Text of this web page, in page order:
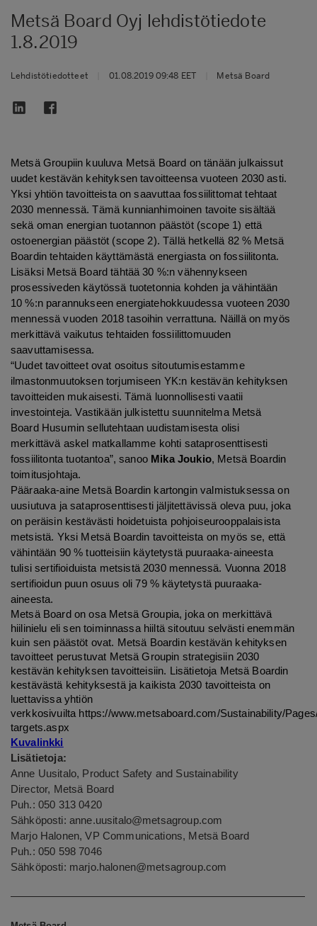
Metsä Board Oyj lehdistötiedote
1.8.2019
Lehdistötiedotteet 01.08.2019 09:48 EET Metsä Board
Metsä Groupiin kuuluva Metsä Board on tänään julkaissut
uudet kestävän kehityksen tavoitteensa vuoteen 2030 asti.
Yksi yhtiön tavoitteista on saavuttaa fossiilittomat tehtaat
2030 mennessä. Tämä kunnianhimoinen tavoite sisältää
sekä oman energian tuotannon päästöt (scope 1) että
ostoenergian päästöt (scope 2). Tällä hetkellä 82 % Metsä
Boardin tehtaiden käyttämästä energiasta on fossiilitonta.
Lisäksi Metsä Board tähtää 30 %:n vähennykseen
prosessiveden käytössä tuotetonnia kohden ja vähintään
10 %:n parannukseen energiatehokkuudessa vuoteen 2030
mennessä vuoden 2018 tasoihin verrattuna. Näillä on myös
merkittävä vaikutus tehtaiden fossiilittomuuden
saavuttamisessa.
“Uudet tavoitteet ovat osoitus sitoutumisestamme
ilmastonmuutoksen torjumiseen YK:n kestävän kehityksen
tavoitteiden mukaisesti. Tämä luonnollisesti vaatii
investointeja. Vastikään julkistettu suunnitelma Metsä
Board Husumin sellutehtaan uudistamisesta olisi
merkittävä askel matkallamme kohti sataprosenttisesti
fossiilitonta tuotantoa”, sanoo Mika Joukio, Metsä Boardin
toimitusjohtaja.
Pääraaka-aine Metsä Boardin kartongin valmistuksessa on
uusiutuva ja sataprosenttisesti jäljitettävissä oleva puu, joka
on peräisin kestävästi hoidetuista pohjoiseurooppalaisista
metsistä. Yksi Metsä Boardin tavoitteista on myös se, että
vähintään 90 % tuotteisiin käytetystä puuraaka-aineesta
tulisi sertifioiduista metsistä 2030 mennessä. Vuonna 2018
sertifioidun puun osuus oli 79 % käytetystä puuraaka-
aineesta.
Metsä Board on osa Metsä Groupia, joka on merkittävä
hiilinielu eli sen toiminnassa hiiltä sitoutuu selvästi enemmän
kuin sen päästöt ovat. Metsä Boardin kestävän kehityksen
tavoitteet perustuvat Metsä Groupin strategisiin 2030
kestävän kehityksen tavoitteisiin. Lisätietoja Metsä Boardin
kestävästä kehityksestä ja kaikista 2030 tavoitteista on
luettavissa yhtiön
verkkosivuilta https://www.metsaboard.com/Sustainability/
targets.aspx
Kuvalinkki
Lisätietoja:
Anne Uusitalo, Product Safety and Sustainability
Director, Metsä Board
Puh.: 050 313 0420
Sähköposti: anne.uusitalo@metsagroup.com
Marjo Halonen, VP Communications, Metsä Board
Puh.: 050 598 7046
Sähköposti: marjo.halonen@metsagroup.com